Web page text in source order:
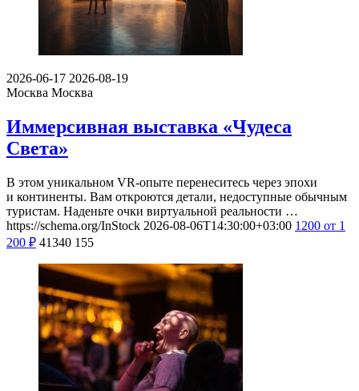
2026-06-17 2026-08-19
Москва Москва
Иммерсивная выставка «Чудеса
Света»
В этом уникальном VR-опыте перенеситесь через эпохи
и континенты. Вам откроются детали, недоступные обычным
туристам. Наденьте очки виртуальной реальности …
https://schema.org/InStock 2026-08-06T14:30:00+03:00 1200 от 1
200 ₽ 41340 155